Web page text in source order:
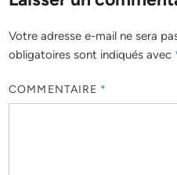
Votre adresse e-mail ne sera
obligatoires sont indiqués avec
COMMENTAIRE *